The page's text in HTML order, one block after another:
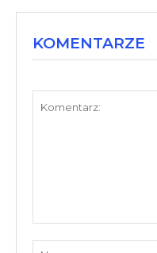
KOMENTARZE